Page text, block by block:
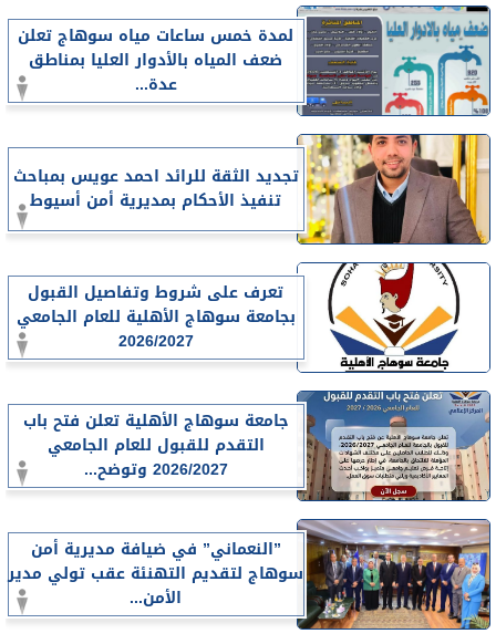
لمدة خمس ساعات مياه سوهاج تعلن
ضعف المياه بالأدوار العليا بمناطق
عدة...
تجديد الثقة للرائد احمد عويس بمباحث
تنفيذ الأحكام بمديرية أمن أسيوط
تعرف على شروط وتفاصيل القبول
بجامعة سوهاج الأهلية للعام الجامعي
2026/2027
جامعة سوهاج الأهلية تعلن فتح باب
التقدم للقبول للعام الجامعي
2026/2027 وتوضح...
”النعماني” في ضيافة مديرية أمن
سوهاج لتقديم التهنئة عقب تولي مدير
الأمن...